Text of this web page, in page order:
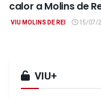
calor a Molins de
VIU MOLINS DE REI 15/07/
VIU+